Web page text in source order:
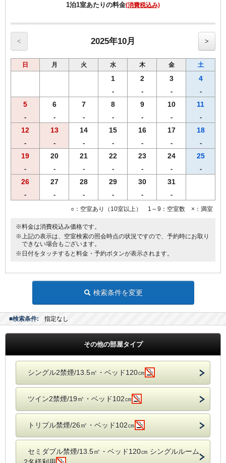
1泊1室あたりの料金(消費税込み)
< 2025年10月 >
日 月 火 水 木 金 土
1
-
2
-
3
-
4
-
5
-
6
-
7
-
8
-
9
-
10
-
11
-
12
-
13
-
14
-
15
-
16
-
17
-
18
-
19
-
20
-
21
-
22
-
23
-
24
-
25
-
26
-
27
-
28
-
29
-
30
-
31
-
○：空室あり（10室以上） 1～9：空室数 ×：満室
※料金は消費税込み価格です。
※上記の表示は、空室検索の照会時点の状況ですので、予約時にお取り
できない場合もございます。
※日付をタッチすると料金・予約ボタンが表示されます。
検索条件を変更
■検索条件: 指定なし
その他の部屋タイプ
シングル2禁煙/13.5㎡・ベッド120㎝
ツイン2禁煙/19㎡・ベッド102㎝
トリプル禁煙/26㎡・ベッド102㎝
セミダブル禁煙/13.5㎡・ベッド120㎝ シングルルーム